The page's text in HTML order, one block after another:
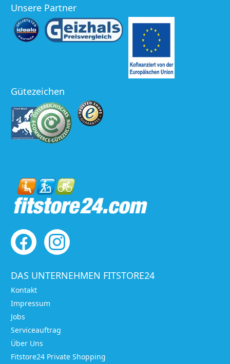
Unsere Partner
Gütezeichen
DAS UNTERNEHMEN FITSTORE24
Kontakt
Impressum
Jobs
Serviceauftrag
Über Uns
Fitstore24 Private Shopping